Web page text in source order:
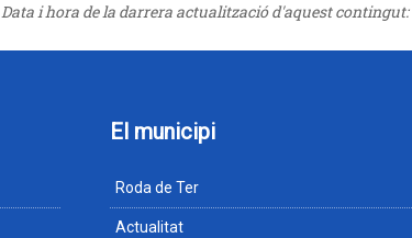
Data i hora de la darrera actualització d'aquest contingut:
El municipi
Roda de Ter
Actualitat